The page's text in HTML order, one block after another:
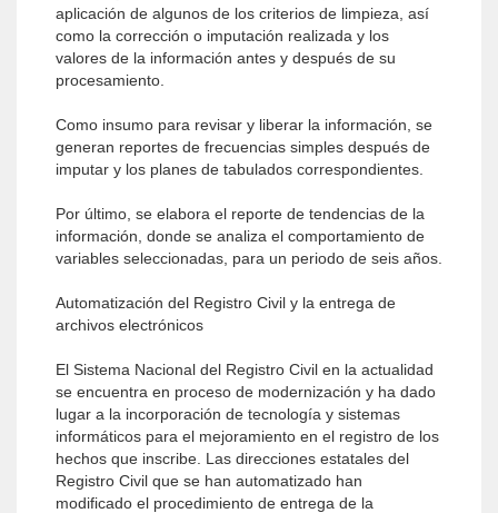
aplicación de algunos de los criterios de limpieza, así
como la corrección o imputación realizada y los
valores de la información antes y después de su
procesamiento.
Como insumo para revisar y liberar la información, se
generan reportes de frecuencias simples después de
imputar y los planes de tabulados correspondientes.
Por último, se elabora el reporte de tendencias de la
información, donde se analiza el comportamiento de
variables seleccionadas, para un periodo de seis años.
Automatización del Registro Civil y la entrega de
archivos electrónicos
El Sistema Nacional del Registro Civil en la actualidad
se encuentra en proceso de modernización y ha dado
lugar a la incorporación de tecnología y sistemas
informáticos para el mejoramiento en el registro de los
hechos que inscribe. Las direcciones estatales del
Registro Civil que se han automatizado han
modificado el procedimiento de entrega de la